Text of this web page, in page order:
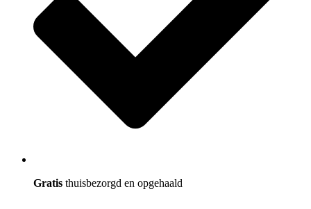
Gratis thuisbezorgd en opgehaald